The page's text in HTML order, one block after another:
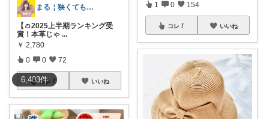
6,403件
まる￤狭くてもスッキリ・家事ラク
【👛2025上半期ランキング受
賞！本革じゃ ...
￥ 2,780
0 0 72
コレ いいね
1 0 154
コレ いいね